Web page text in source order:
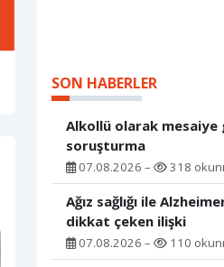
SON HABERLER
Alkollü olarak
soruşturma
07.08.2026 – 318
Ağız sağlığı ile
dikkat çeken ilişki
07.08.2026 – 110